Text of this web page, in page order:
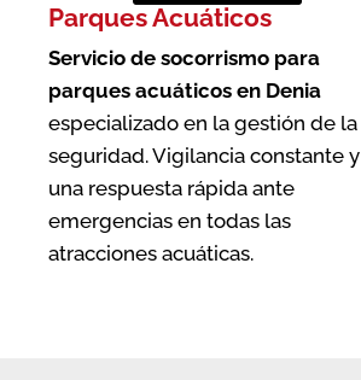
Parques Acuáticos
Servicio de socorrismo para
parques acuáticos en Denia
especializado en la gestión de la
seguridad. Vigilancia constante y
una respuesta rápida ante
emergencias en todas las
atracciones acuáticas.